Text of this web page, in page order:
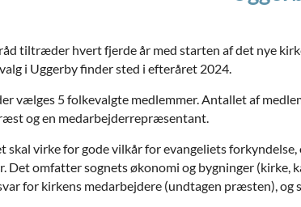
tiltræder hvert fjerde år med starten af det nye
i Uggerby finder sted i efteråret 2024.
vælges 5 folkevalgte medlemmer. Antallet af
og en medarbejderrepræsentant.
skal virke for gode vilkår for evangeliets
Det omfatter sognets økonomi og bygninger (kirke,
for kirkens medarbejdere (undtagen præsten), og